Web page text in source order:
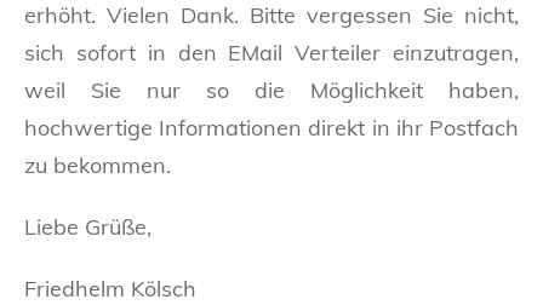
erhöht. Vielen Dank. Bitte vergessen Sie nicht,
sich sofort in den EMail Verteiler einzutragen,
weil Sie nur so die Möglichkeit haben,
hochwertige Informationen direkt in ihr Postfach
zu bekommen.
Liebe Grüße,
Friedhelm Kölsch